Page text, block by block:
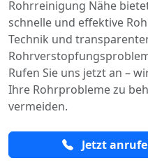
Rohrreinigung Nähe
schnelle und effektive
Technik und
Rufen Sie uns jetzt an –
Ihre Rohrprobleme zu
vermeiden.
Jetzt